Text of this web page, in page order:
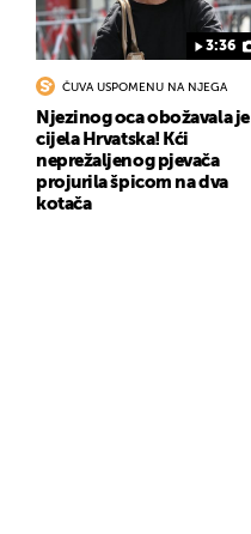
3:36
ČUVA USPOMENU NA NJEGA
Njezinog oca obožavala je
cijela Hrvatska! Kći
neprežaljenog pjevača
projurila špicom na dva
kotača